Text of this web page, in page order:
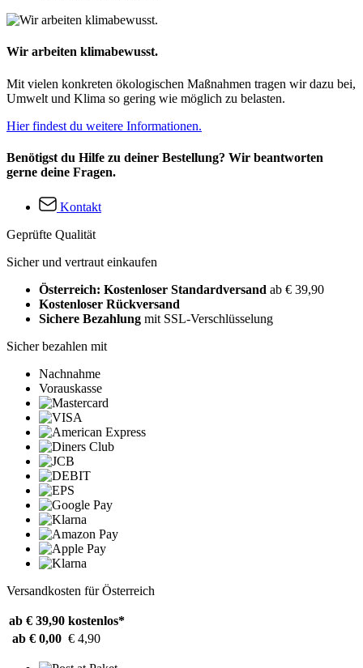
Wir arbeiten klimabewusst.
Mit vielen konkreten ökologischen Maßnahmen tragen wir dazu bei,
Umwelt und Klima so gering wie möglich zu belasten.
Hier findest du weitere Informationen.
Benötigst du Hilfe zu deiner Bestellung? Wir beantworten
gerne deine Fragen.
Kontakt
Geprüfte Qualität
Sicher und vertraut einkaufen
Österreich: Kostenloser Standardversand ab € 39,90
Kostenloser Rückversand
Sichere Bezahlung mit SSL-Verschlüsselung
Sicher bezahlen mit
Nachnahme
Vorauskasse
Versandkosten für Österreich
ab € 39,90 kostenlos*
ab € 0,00 € 4,90